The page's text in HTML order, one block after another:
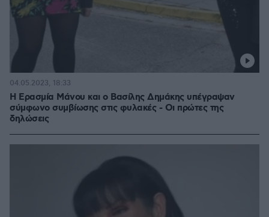
Η Ερασμία Μάνου και ο Βασίλης Δημάκης υπέγραψαν
σύμφωνο συμβίωσης στις φυλακές - Οι πρώτες της
δηλώσεις
04.05.2023, 18:33